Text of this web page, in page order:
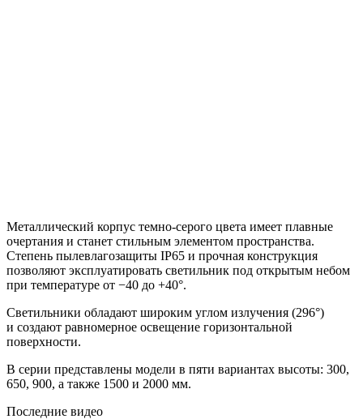
Металлический корпус темно-серого цвета имеет плавные
очертания и станет стильным элементом пространства.
Степень пылевлагозащиты IP65 и прочная конструкция
позволяют эксплуатировать светильник под открытым небом
при температуре от −40 до +40°.
Светильники обладают широким углом излучения (296°)
и создают равномерное освещение горизонтальной
поверхности.
В серии представлены модели в пяти вариантах высоты: 300,
650, 900, а также 1500 и 2000 мм.
Последние видео